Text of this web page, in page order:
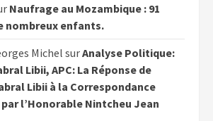
Naufrage au Mozambique : 91
nombreux enfants.
Michel surAnalyse Politique:
Libii, APC: La Réponse de
Libii à la Correspondance
par l’Honorable Nintcheu Jean